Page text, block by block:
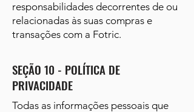
responsabilidades decorrentes de ou
relacionadas às suas compras e
transações com a Fotric.
SEÇÃO 10 - POLÍTICA DE
PRIVACIDADE
Todas as informações pessoais que